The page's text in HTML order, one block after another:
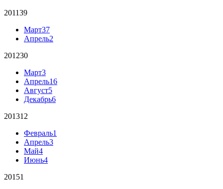
201139
Март37
Апрель2
201230
Март3
Апрель16
Август5
Декабрь6
201312
Февраль1
Апрель3
Май4
Июнь4
20151